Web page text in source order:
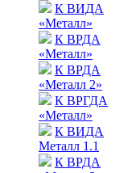
К ВИДА
«Металл»
К ВРДА
«Металл»
К ВРДА
«Металл 2»
К ВРГДА
«Металл»
К ВИДА
Металл 1.1
К ВРДА